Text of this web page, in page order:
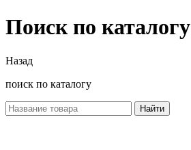
Поиск по каталогу
Назад
поиск по каталогу
Найти